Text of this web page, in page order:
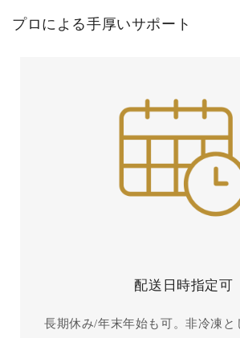
プロによる手厚いサポート
配送日時指定可
長期休み/年末年始も可。非冷凍と